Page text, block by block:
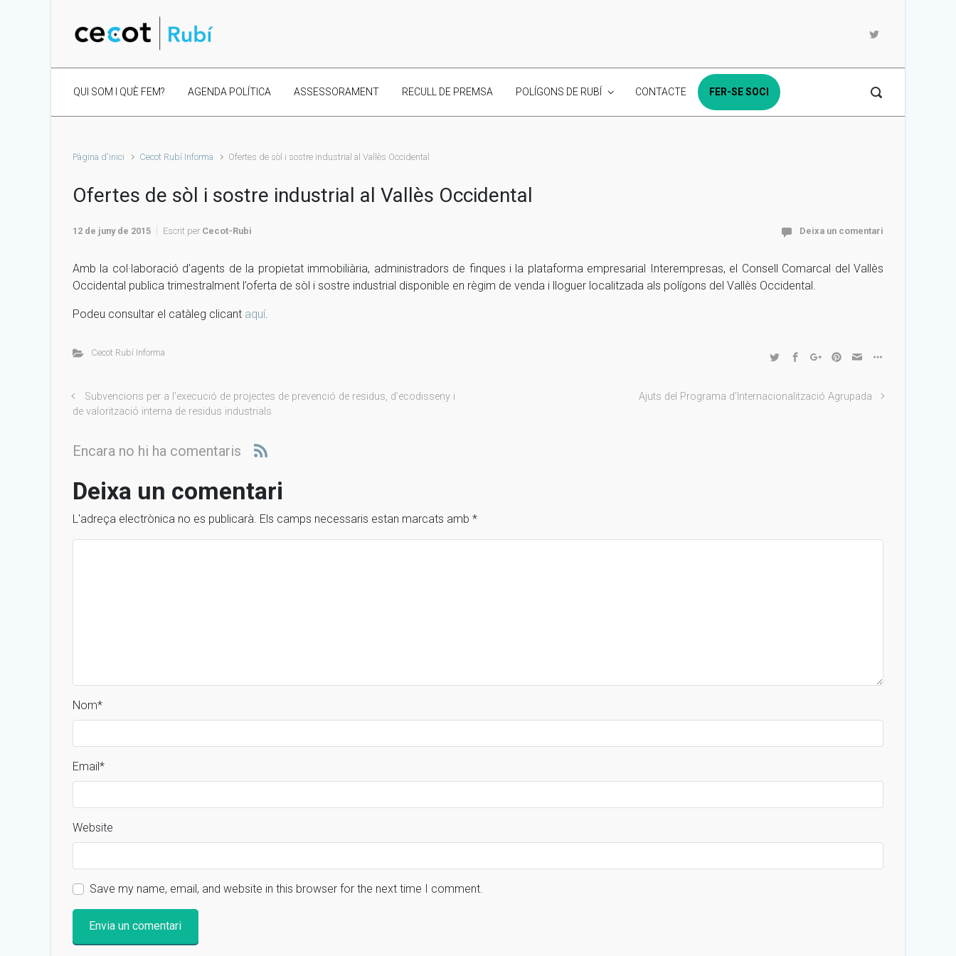
QUI SOM I QUÈ FEM? AGENDA POLÍTICA ASSESSORAMENT RECULL DE PREMSA POLÍGONS DE RUBÍ CONTACTE FER-SE SOCI
Pàgina d'inici Cecot Rubí Informa Ofertes de sòl i sostre industrial al Vallès Occidental
Ofertes de sòl i sostre industrial al Vallès Occidental
12 de juny de 2015 Escrit per Cecot-Rubi Deixa un comentari
Amb la col·laboració d’agents de la propietat immobiliària, administradors de finques i la plataforma empresarial Interempresas, el Consell Comarcal del Vallès
Occidental publica trimestralment l’oferta de sòl i sostre industrial disponible en règim de venda i lloguer localitzada als polígons del Vallès Occidental.
Podeu consultar el catàleg clicant aquí.
Cecot Rubí Informa
Subvencions per a l’execució de projectes de prevenció de residus, d’ecodisseny i
de valorització interna de residus industrials
Ajuts del Programa d’Internacionalització Agrupada
Encara no hi ha comentaris
Deixa un comentari
L'adreça electrònica no es publicarà. Els camps necessaris estan marcats amb *
Nom*
Email*
Website
Save my name, email, and website in this browser for the next time I comment.